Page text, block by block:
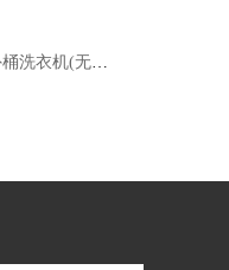
桶洗衣机好吗)